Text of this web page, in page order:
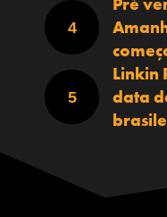
Linkin
data